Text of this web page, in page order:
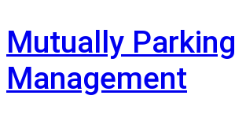
Mutually Parking
Management